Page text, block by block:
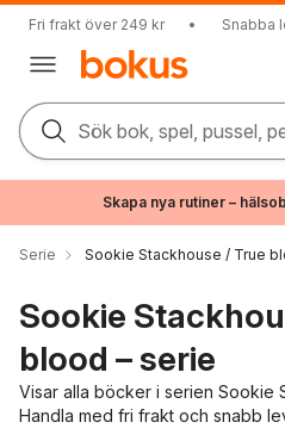
Fri frakt över 249 kr • Snabba
Sök bok, spel, pussel,
Skapa nya rutiner –
Serie Sookie Stackhouse / True
Sookie
blood – serie
Visar alla böcker i serien Sookie
Handla med fri frakt och snabb